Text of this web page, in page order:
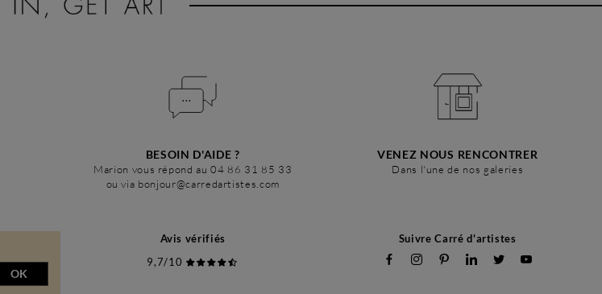
BESOIN D'AIDE ?
Marion vous répond au 04 86 31 85 33
ou via bonjour@carredartistes.com
VENEZ NOUS RENCONTRER
Dans l'une de nos galeries
OK
Avis vérifiés
9,7/10
Suivre Carré d'artistes